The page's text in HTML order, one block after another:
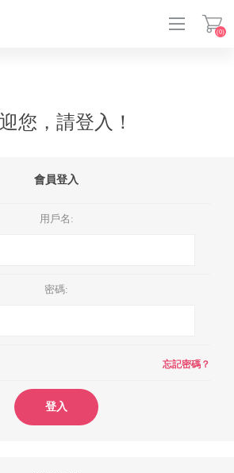
(0)
您，請登入！
會員登入
用戶名:
密碼:
忘記密碼？
登入